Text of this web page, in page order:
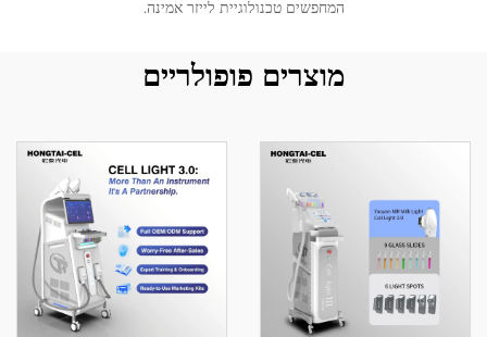
המחפשים טכנולוגיית לייזר אמינה.
מוצרים פופולריים